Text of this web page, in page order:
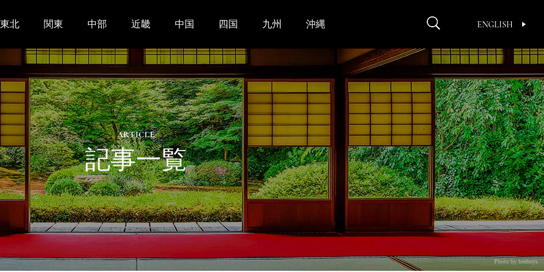
ENGLISH
東北 関東 中部 近畿 中国 四国 九州 沖縄
ARTICLE
記事一覧
Photo by beeboys